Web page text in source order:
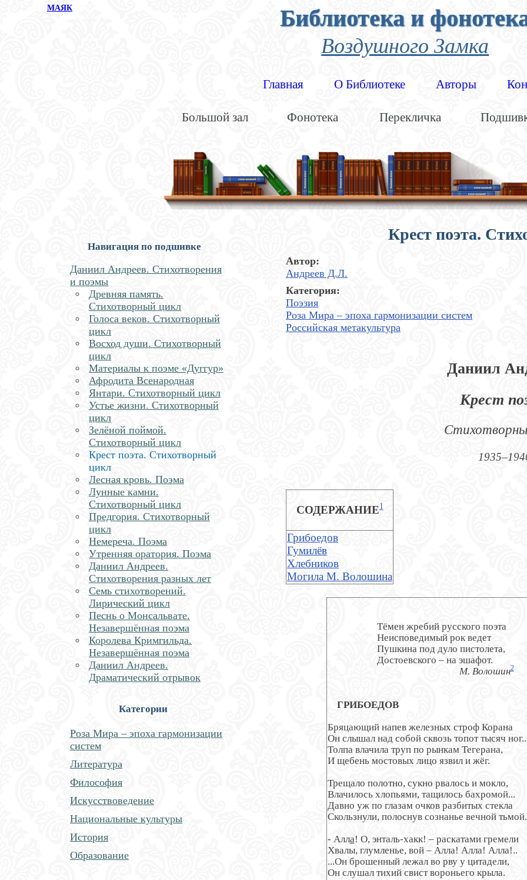
МАЯК Библиотека и
Воздушного Замка
Главная О Библиотеке Авторы
Большой зал Фонотека Перекличка
Навигация по подшивке
Даниил Андреев. Стихотворения
и поэмы
Древняя память.
Стихотворный цикл
Голоса веков. Стихотворный
цикл
Восход души. Стихотворный
цикл
Материалы к поэме «Дуггур»
Афродита Всенародная
Янтари. Стихотворный цикл
Устье жизни. Стихотворный
цикл
Зелёной поймой.
Стихотворный цикл
Крест поэта. Стихотворный
цикл
Лесная кровь. Поэма
Лунные камни.
Стихотворный цикл
Предгория. Стихотворный
цикл
Немереча. Поэма
Утренняя оратория. Поэма
Даниил Андреев.
Стихотворения разных лет
Семь стихотворений.
Лирический цикл
Песнь о Монсальвате.
Незавершённая поэма
Королева Кримгильда.
Незавершённая поэма
Даниил Андреев.
Драматический отрывок
Категории
Роза Мира – эпоха гармонизации
систем
Литература
Философия
Искусствоведение
Национальные культуры
История
Образование
Крест поэта.
Автор:
Андреев Д.Л.
Категория:
Поэзия
Роза Мира – эпоха гармонизации систем
Российская метакультура
Даниил
Крест
СОДЕРЖАНИЕ1
Грибоедов
Гумилёв
Хлебников
Могила М. Волошина
                     Тёмен жребий русского поэта
                     Неисповедимый рок ведет
                     Пушкина под дуло пистолета,
                     Достоевского – на эшафот.
М. Волошин2
ГРИБОЕДОВ
Бряцающий напев железных строф Корана
Он слышал над собой сквозь топот тысяч
Толпа влачила труп по рынкам Тегерана,
И щебень мостовых лицо язвил и жёг.
Трещало полотно, сукно рвалось и мокло,
Влачилось хлопьями, тащилось бахромой...
Давно уж по глазам очков разбитых стекла
Скользнули, полоснув сознанье вечной тьмой.
- Алла! О, энталь-хакк! – раскатами гремели
Хвалы, глумленье, вой – Алла! Алла! Алла!..
...Он брошенный лежал во рву у цитадели,
Он слушал тихий свист вороньего крыла.